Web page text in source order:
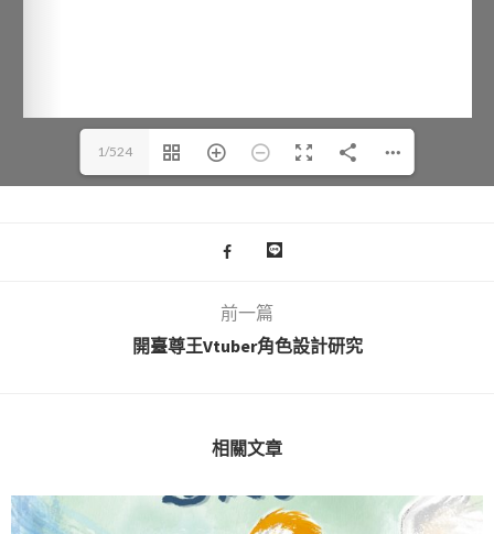
1/524
前一篇
開臺尊王Vtuber角色設計研究
相關文章